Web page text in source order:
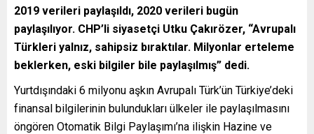
2019 verileri paylaşıldı, 2020 verileri bugün
paylaşılıyor. CHP’li siyasetçi Utku Çakırözer, “Avrupalı
Türkleri yalnız, sahipsiz bıraktılar. Milyonlar erteleme
beklerken, eski bilgiler bile paylaşılmış” dedi.
Yurtdışındaki 6 milyonu aşkın Avrupalı Türk’ün Türkiye’deki
finansal bilgilerinin bulundukları ülkeler ile paylaşılmasını
öngören Otomatik Bilgi Paylaşımı’na ilişkin Hazine ve